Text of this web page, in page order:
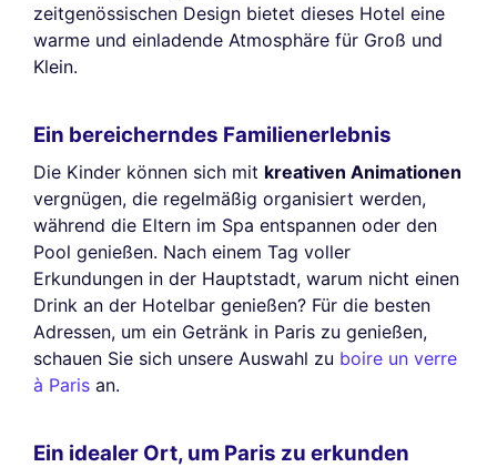
zeitgenössischen Design bietet dieses Hotel eine
warme und einladende Atmosphäre für Groß und
Klein.
Ein bereicherndes Familienerlebnis
Die Kinder können sich mit kreativen Animationen
vergnügen, die regelmäßig organisiert werden,
während die Eltern im Spa entspannen oder den
Pool genießen. Nach einem Tag voller
Erkundungen in der Hauptstadt, warum nicht einen
Drink an der Hotelbar genießen? Für die besten
Adressen, um ein Getränk in Paris zu genießen,
schauen Sie sich unsere Auswahl zu boire un verre
à Paris an.
Ein idealer Ort, um Paris zu erkunden